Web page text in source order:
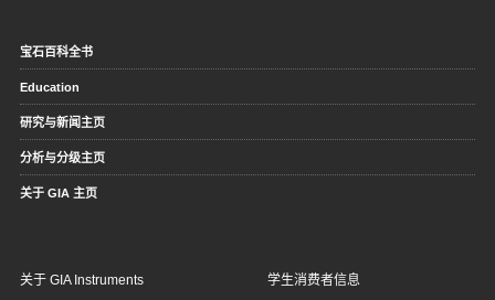
宝石百科全书
Education
研究与新闻主页
分析与分级主页
关于 GIA 主页
关于 GIA Instruments 学生消费者信息